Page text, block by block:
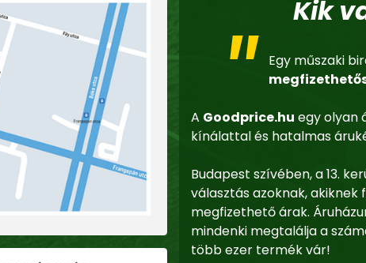
Kik
Egy műszaki
A Goodprice.hu egy olyan
kínálattal és hatalmas
Budapest szívében, a 13.
választás azoknak,
megfizethető árak.
mindenki megtalálja a
több ezer termék vár!